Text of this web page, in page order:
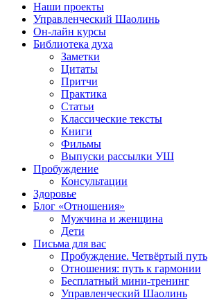
Наши проекты
Управленческий Шаолинь
Он-лайн курсы
Библиотека духа
Заметки
Цитаты
Притчи
Практика
Статьи
Классические тексты
Книги
Фильмы
Выпуски рассылки УШ
Пробуждение
Консультации
Здоровье
Блог «Отношения»
Мужчина и женщина
Дети
Письма для вас
Пробуждение. Четвёртый путь
Отношения: путь к гармонии
Бесплатный мини-тренинг
Управленческий Шаолинь